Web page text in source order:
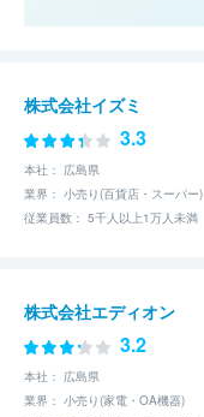
株式会社イズミ
3.3
本社： 広島県
業界： 小売り(百貨店・スーパー)
従業員数： 5千人以上1万人未満
株式会社エディオン
3.2
本社： 広島県
業界： 小売り(家電・OA機器)